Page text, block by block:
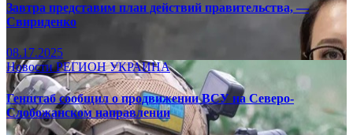
Завтра представим план действий правительства, —
Свириденко
08.17.2025
НовостиРЕГИОНУКРАИНА
Генштаб сообщил о продвижении ВСУ на Северо-
Слобожанском направлении